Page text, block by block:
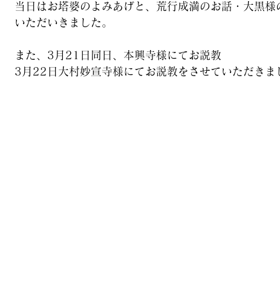
当日はお塔婆のよみあげと、荒行成満のお話・大黒
いただいきました。
また、3月21日同日、本興寺様にてお説教
3月22日大村妙宣寺様にてお説教をさせていただきま